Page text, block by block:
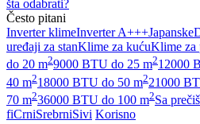
šta odabrati?
Često pitani
Inverter klimeInverter A+++Japanske
uređaji za stanKlime za kućuKlime za
do 20 m29000 BTU do 25 m212000
40 m218000 BTU do 50 m221000
70 m236000 BTU do 100 m2Sa
fiCrniSrebrniSivi Korisno